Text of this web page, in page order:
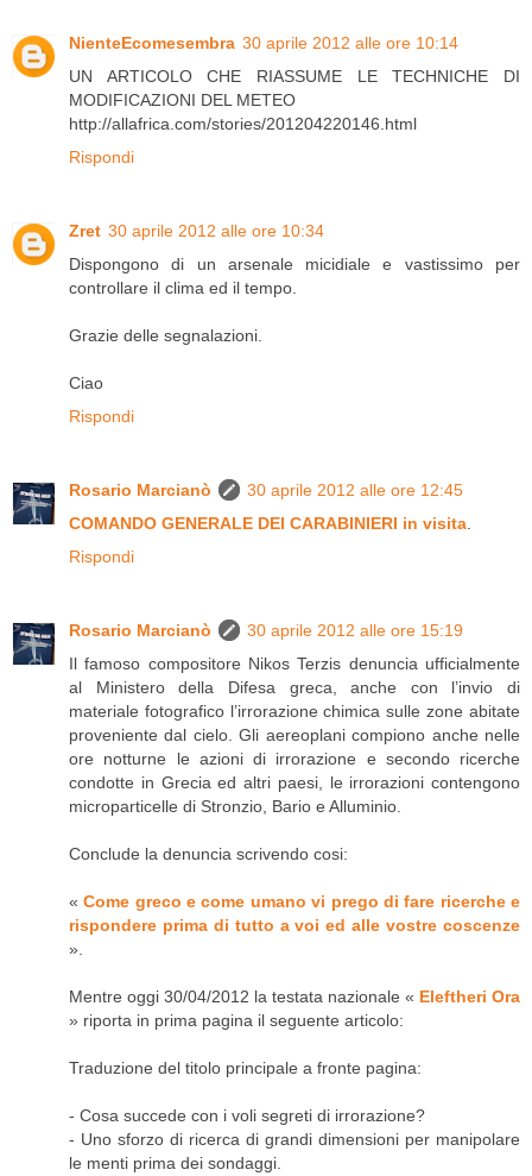
NienteEcomesembra 30 aprile 2012 alle ore 10:14
UN ARTICOLO CHE RIASSUME LE TECHNICHE DI
MODIFICAZIONI DEL METEO
http://allafrica.com/stories/201204220146.html
Rispondi
Zret 30 aprile 2012 alle ore 10:34
Dispongono di un arsenale micidiale e vastissimo per
controllare il clima ed il tempo.
Grazie delle segnalazioni.
Ciao
Rispondi
Rosario Marcianò
30 aprile 2012 alle ore 12:45
COMANDO GENERALE DEI CARABINIERI in visita
Rispondi
Rosario Marcianò
30 aprile 2012 alle ore 15:19
Il famoso compositore Nikos Terzis denuncia ufficialmente
al Ministero della Difesa greca, anche con l’invio di
materiale fotografico l’irrorazione chimica sulle zone abitate
proveniente dal cielo. Gli aereoplani compiono anche nelle
ore notturne le azioni di irrorazione e secondo ricerche
condotte in Grecia ed altri paesi, le irrorazioni contengono
microparticelle di Stronzio, Bario e Alluminio.
Conclude la denuncia scrivendo cosi:
«Come greco e come umano vi prego di fare ricerche e
rispondere prima di tutto a voi ed alle vostre coscenze
».
Mentre oggi 30/04/2012 la testata nazionale « Eleftheri Ora
» riporta in prima pagina il seguente articolo:
Traduzione del titolo principale a fronte pagina:
- Cosa succede con i voli segreti di irrorazione?
- Uno sforzo di ricerca di grandi dimensioni per manipolare
le menti prima dei sondaggi.